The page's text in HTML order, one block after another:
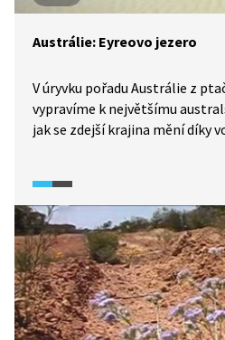
Austrálie: Eyreovo jezero
V úryvku pořadu Austrálie z
vypravíme k největšímu
jak se zdejší krajina mění díky